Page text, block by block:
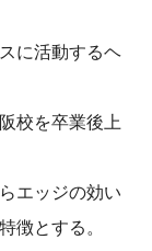
に活動するヘ
校を卒業後上
エッジの効い
徴とする。